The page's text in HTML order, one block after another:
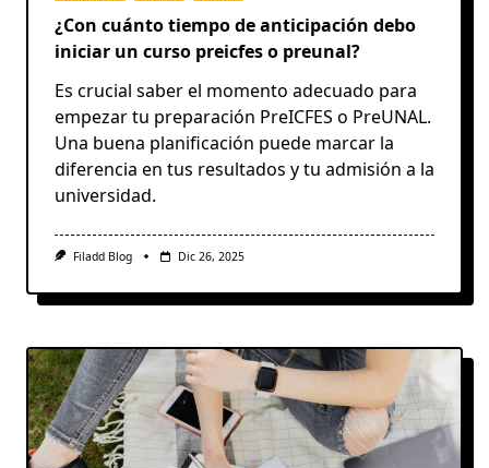
¿Con cuánto tiempo de anticipación debo
iniciar un curso preicfes o preunal?
Es crucial saber el momento adecuado para
empezar tu preparación PreICFES o PreUNAL.
Una buena planificación puede marcar la
diferencia en tus resultados y tu admisión a la
universidad.
Filadd Blog Dic 26, 2025